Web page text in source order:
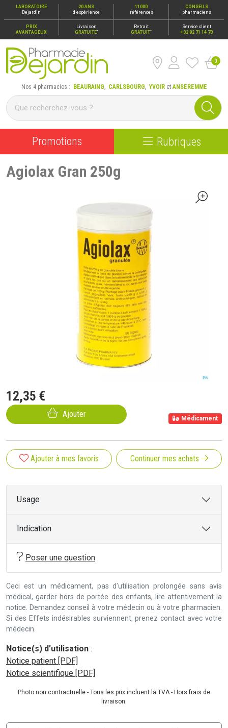
LABORATOIRE
Dejardin
20 ANS
d’expérience
11000
références
CONSEILS
pharmaciens
PRIX
AVANTAGEUX
Livraison
GRATUITE*
Retrait
GRATUIT*
Service client
+32 82 71 14 70
Pharmacie Dejardin Nos 4 pharmacies : Beauraing,
0
Nos 4 pharmacies : BEAURAING, CARLSBOURG,YVOIRetANSEREMME
Promotions Rubriques
Agiolax Gran 250g
12,35 €
Ajouter Médicament
Ajouter à mes favoris Continuer mes achats
Usage
Indication
Poser une question
Ceci est un médicament, pas d’utilisation prolongée sans avis
médical, garder hors de portée des enfants, lire attentivement la
notice. Demandez conseil à votre médecin ou à votre pharmacien.
Si des Effets indésirables surviennent, prenez contact avec votre
médecin.
Notice(s) d’utilisation :
Notice patient [PDF]
Notice scientifique [PDF]
Photo non contractuelle - Tous les prix incluent la TVA - Hors frais de
livraison.